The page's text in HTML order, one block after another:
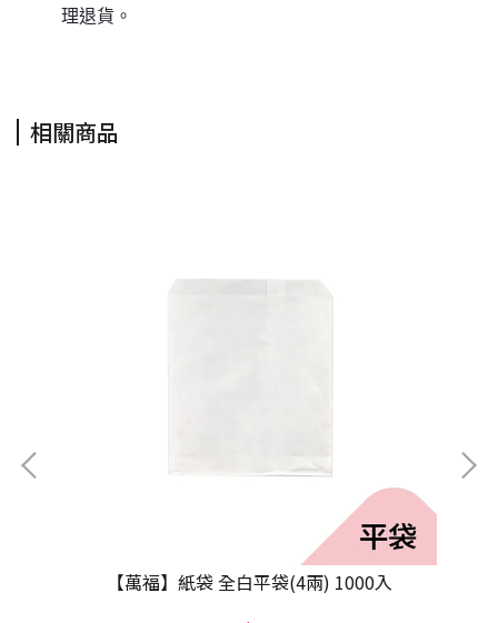
理退貨。
相關商品
【萬福】紙袋 全白平袋(4兩) 1000入